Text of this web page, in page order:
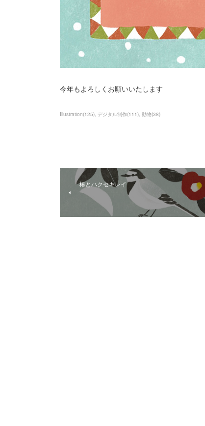
今年もよろしくお願いいたします
Illustration(125) デジタル制作(111) 動物(38)
椿とハクセキレイ